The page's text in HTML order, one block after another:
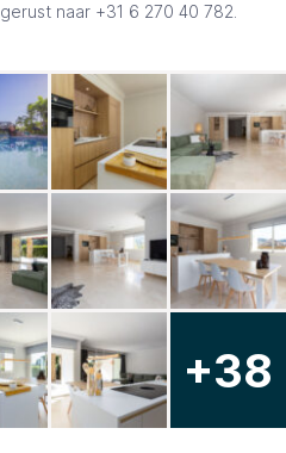
gerust naar +31 6 270 40 782.
+38